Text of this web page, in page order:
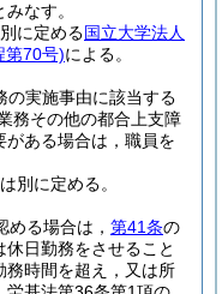
なす。
に定める国立大学法人
第70号)による。
の実施事由に該当する
務その他の都合上支障
ある場合は，職員を
別に定める。
る場合は， 第41条の
日勤務をさせること
務時間を超え，又は所